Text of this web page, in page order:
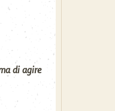
di agire